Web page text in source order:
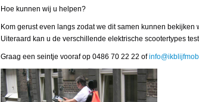
Hoe kunnen wij u helpen?
Kom gerust even langs zodat we dit samen kunnen bekijken
Uiteraard kan u de verschillende elektrische scootertypes
Graag een seintje vooraf op 0486 70 22 22 of